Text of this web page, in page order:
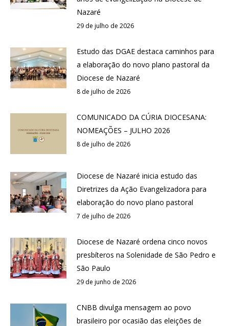
Nazaré
29 de julho de 2026
Estudo das DGAE destaca caminhos para
a elaboração do novo plano pastoral da
Diocese de Nazaré
8 de julho de 2026
COMUNICADO DA CÚRIA DIOCESANA:
NOMEAÇÕES – JULHO 2026
8 de julho de 2026
Diocese de Nazaré inicia estudo das
Diretrizes da Ação Evangelizadora para
elaboração do novo plano pastoral
7 de julho de 2026
Diocese de Nazaré ordena cinco novos
presbíteros na Solenidade de São Pedro e
São Paulo
29 de junho de 2026
CNBB divulga mensagem ao povo
brasileiro por ocasião das eleições de